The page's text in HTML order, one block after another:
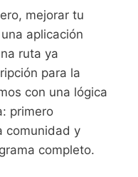
mejorar tu
aplicación
ruta ya
para la
con una lógica
primero
comunidad y
completo.